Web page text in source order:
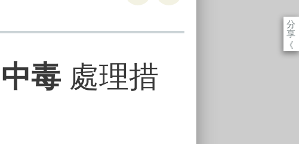
分
享
《
中毒 處理措